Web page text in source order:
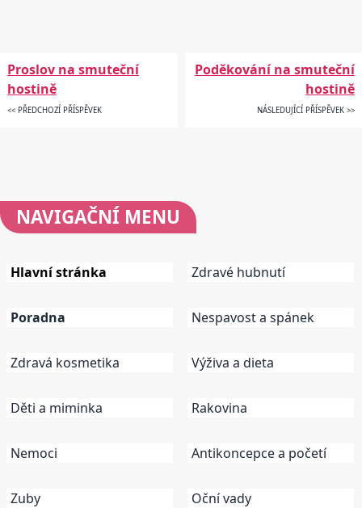
Proslov na smuteční
hostině
<< PŘEDCHOZÍ PŘÍSPĚVEK
Poděkování na smuteční
hostině
NÁSLEDUJÍCÍ PŘÍSPĚVEK >>
NAVIGAČNÍ MENU
Hlavní stránka
Poradna
Zdravá kosmetika
Děti a miminka
Nemoci
Zuby
Zdravé hubnutí
Nespavost a spánek
Výživa a dieta
Rakovina
Antikoncepce a početí
Oční vady